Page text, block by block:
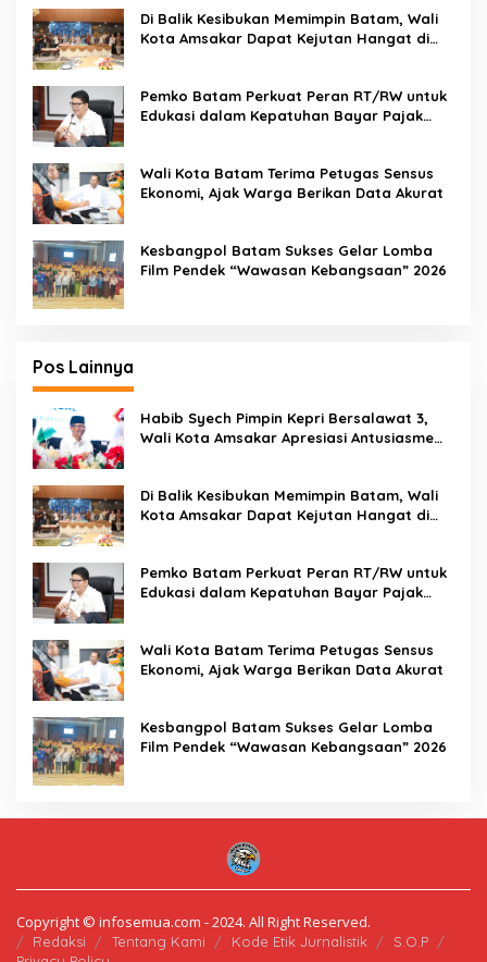
Di Balik Kesibukan Memimpin Batam, Wali
Kota Amsakar Dapat Kejutan Hangat di
Pemko Batam Perkuat Peran RT/RW untuk
Edukasi dalam Kepatuhan Bayar Pajak
Wali Kota Batam Terima Petugas Sensus
Ekonomi, Ajak Warga Berikan Data Akurat
Kesbangpol Batam Sukses Gelar Lomba
Film Pendek “Wawasan Kebangsaan” 2026
Pos Lainnya
Habib Syech Pimpin Kepri Bersalawat 3,
Wali Kota Amsakar Apresiasi Antusiasme
Di Balik Kesibukan Memimpin Batam, Wali
Kota Amsakar Dapat Kejutan Hangat di
Pemko Batam Perkuat Peran RT/RW untuk
Edukasi dalam Kepatuhan Bayar Pajak
Wali Kota Batam Terima Petugas Sensus
Ekonomi, Ajak Warga Berikan Data Akurat
Kesbangpol Batam Sukses Gelar Lomba
Film Pendek “Wawasan Kebangsaan” 2026
Copyright © infosemua.com - 2024. All Right Reserved.
Redaksi Tentang Kami Kode Etik Jurnalistik
S.O.P